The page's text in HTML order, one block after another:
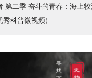
第二季 奋斗的青春：海上牧
秀科普微视频）